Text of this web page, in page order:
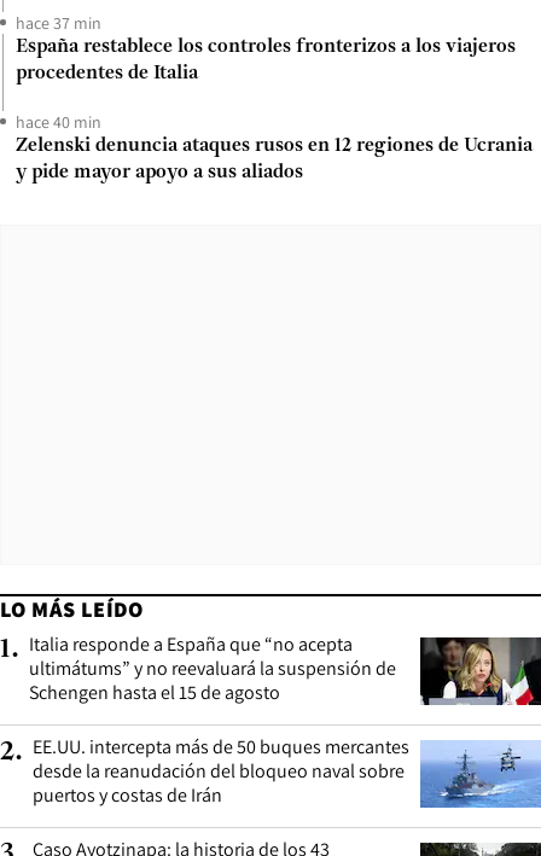
hace 37 min
España restablece los controles fronterizos a los viajeros
procedentes de Italia
hace 40 min
Zelenski denuncia ataques rusos en 12 regiones de Ucrania
y pide mayor apoyo a sus aliados
LO MÁS LEÍDO
1. Italia responde a España que “no acepta
ultimátums” y no reevaluará la suspensión de
Schengen hasta el 15 de agosto
2. EE.UU. intercepta más de 50 buques mercantes
desde la reanudación del bloqueo naval sobre
puertos y costas de Irán
Caso Ayotzinapa: la historia de los 43